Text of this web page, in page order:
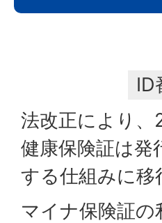
ID
法改正により
健康保険証は発
する仕組みに移
マイナ保険証